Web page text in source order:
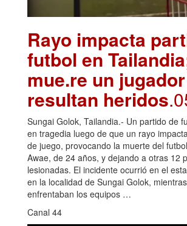
Rayo impacta
futbol en
mue.re un
resultan heridos
Sungai Golok, Tailandia.- Un partido de
en tragedia luego de que un rayo
de juego, provocando la muerte del
Awae, de 24 años, y dejando a otras 12
lesionadas. El incidente ocurrió en el
en la localidad de Sungai Golok,
enfrentaban los equipos …
Canal 44